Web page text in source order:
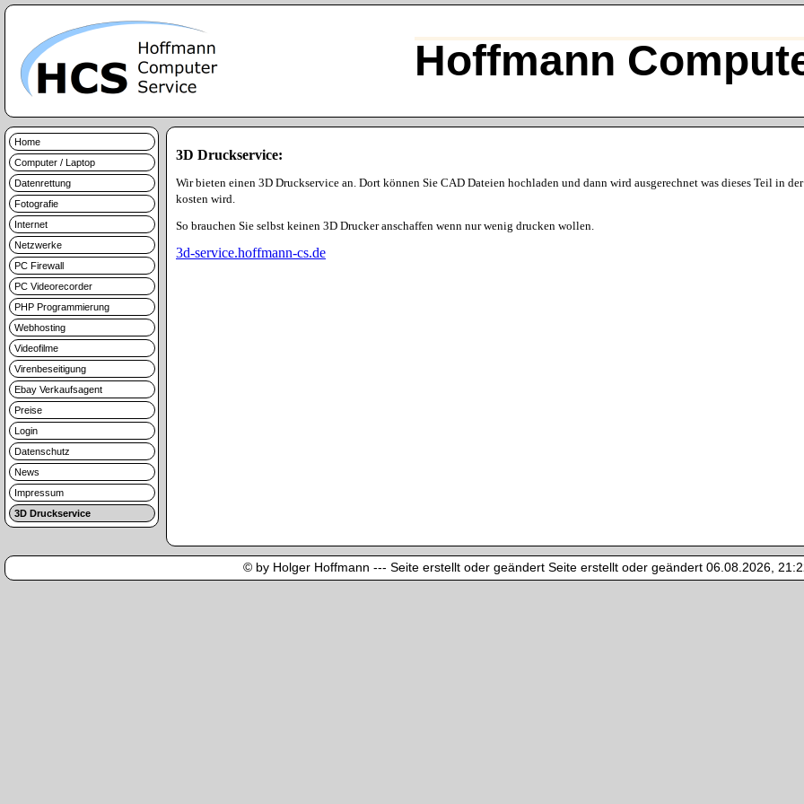
Hoffmann
Home
Computer / Laptop
Datenrettung
Fotografie
Internet
Netzwerke
PC Firewall
PC Videorecorder
PHP Programmierung
Webhosting
Videofilme
Virenbeseitigung
Ebay Verkaufsagent
Preise
Login
Datenschutz
News
Impressum
3D Druckservice
3D Druckservice:
Wir bieten einen 3D Druckservice an. Dort können Sie CAD Dateien hochladen und dann wird ausgerechnet was dieses Teil in
kosten wird.
So brauchen Sie selbst keinen 3D Drucker anschaffen wenn nur wenig drucken wollen.
3d-service.hoffmann-cs.de
© by Holger Hoffmann --- Seite erstellt oder geändert Seite erstellt oder geändert 06.08.2026,